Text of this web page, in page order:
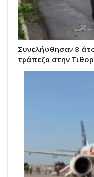
Συνελήφθησαν 8
τράπεζα στην